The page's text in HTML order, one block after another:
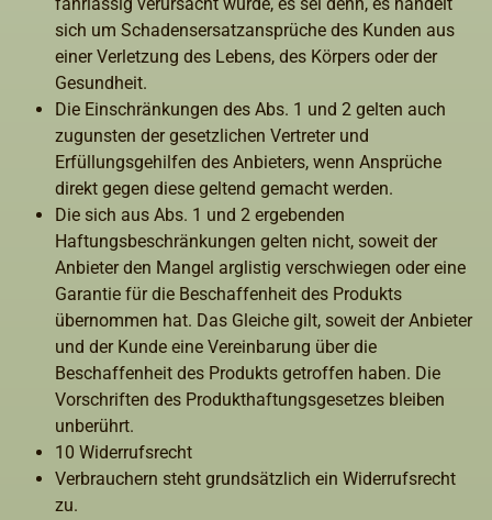
sich um Schadensersatzansprüche des Kunden aus
einer Verletzung des Lebens, des Körpers oder der
Gesundheit.
Die Einschränkungen des Abs. 1 und 2 gelten auch
zugunsten der gesetzlichen Vertreter und
Erfüllungsgehilfen des Anbieters, wenn Ansprüche
direkt gegen diese geltend gemacht werden.
Die sich aus Abs. 1 und 2 ergebenden
Haftungsbeschränkungen gelten nicht, soweit der
Anbieter den Mangel arglistig verschwiegen oder eine
Garantie für die Beschaffenheit des Produkts
übernommen hat. Das Gleiche gilt, soweit der Anbieter
und der Kunde eine Vereinbarung über die
Beschaffenheit des Produkts getroffen haben. Die
Vorschriften des Produkthaftungsgesetzes bleiben
unberührt.
10 Widerrufsrecht
Verbrauchern steht grundsätzlich ein Widerrufsrecht
zu.